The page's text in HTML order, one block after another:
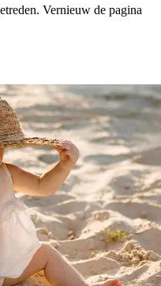
Vernieuw de pagina